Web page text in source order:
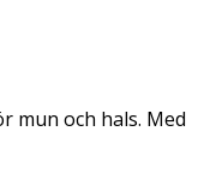
mun och hals. Med